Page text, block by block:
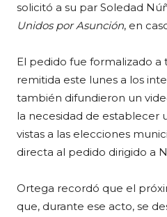
solicitó a su par Soledad
Unidos por Asunción, en
El pedido fue formalizado a
remitida este lunes a los
también difundieron un
la necesidad de establecer
vistas a las elecciones
directa al pedido dirigido a
Ortega recordó que el
que, durante ese acto, se